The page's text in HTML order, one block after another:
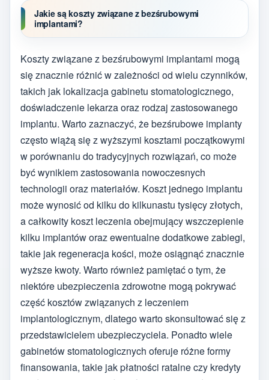
Jakie są koszty związane z bezśrubowymi
implantami?
Koszty związane z bezśrubowymi implantami mogą
się znacznie różnić w zależności od wielu czynników,
takich jak lokalizacja gabinetu stomatologicznego,
doświadczenie lekarza oraz rodzaj zastosowanego
implantu. Warto zaznaczyć, że bezśrubowe implanty
często wiążą się z wyższymi kosztami początkowymi
w porównaniu do tradycyjnych rozwiązań, co może
być wynikiem zastosowania nowoczesnych
technologii oraz materiałów. Koszt jednego implantu
może wynosić od kilku do kilkunastu tysięcy złotych,
a całkowity koszt leczenia obejmujący wszczepienie
kilku implantów oraz ewentualne dodatkowe zabiegi,
takie jak regeneracja kości, może osiągnąć znacznie
wyższe kwoty. Warto również pamiętać o tym, że
niektóre ubezpieczenia zdrowotne mogą pokrywać
część kosztów związanych z leczeniem
implantologicznym, dlatego warto skonsultować się z
przedstawicielem ubezpieczyciela. Ponadto wiele
gabinetów stomatologicznych oferuje różne formy
finansowania, takie jak płatności ratalne czy kredyty